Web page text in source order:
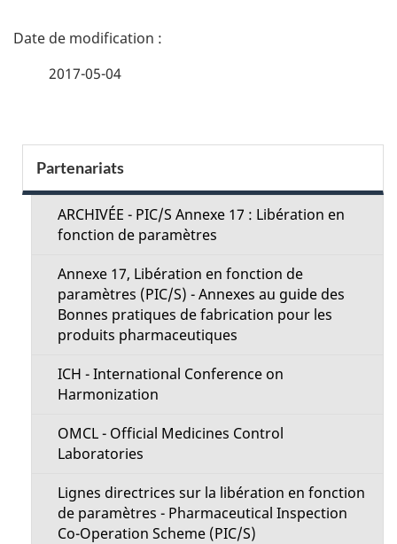
D
a
2017-05-04
e
Partenariats
ARCHIVÉE - PIC/S Annexe 17 : Libération en
fonction de paramètres
Annexe 17, Libération en fonction de
paramètres (PIC/S) - Annexes au guide des
Bonnes pratiques de fabrication pour les
produits pharmaceutiques
ICH - International Conference on
Harmonization
OMCL - Official Medicines Control
Laboratories
Lignes directrices sur la libération en fonction
de paramètres - Pharmaceutical Inspection
Co-Operation Scheme (PIC/S)